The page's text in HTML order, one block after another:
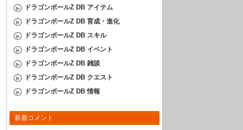
ドラゴンボールZ DB アイテム
ドラゴンボールZ DB 育成・進化
ドラゴンボールZ DB スキル
ドラゴンボールZ DB イベント
ドラゴンボールZ DB 雑談
ドラゴンボールZ DB クエスト
ドラゴンボールZ DB 情報
新着コメント